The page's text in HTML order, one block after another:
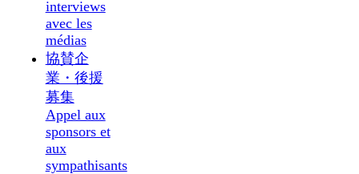
interviews
avec les
médias
協賛企
業・後援
募集
Appel aux
sponsors et
aux
sympathisants